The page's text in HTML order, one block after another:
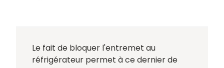
Le fait de bloquer l'entremet au
réfrigérateur permet à ce dernier de